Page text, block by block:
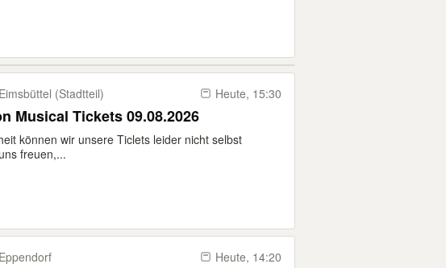
(Stadtteil) Heute, 15:30
Musical Tickets 09.08.2026
können wir unsere Ticlets leider nicht selbst
freuen,...
Heute, 14:20